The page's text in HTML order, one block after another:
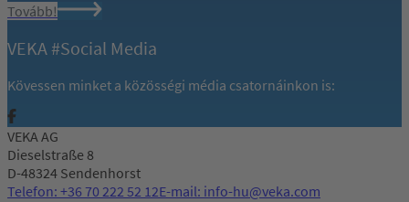
Tovább!
VEKA #Social Media
Kövessen minket a közösségi média csatornáinkon is:
VEKA AG
Dieselstraße 8
D-48324 Sendenhorst
Telefon: +36 70 222 52 12E-mail: info-hu@veka.com